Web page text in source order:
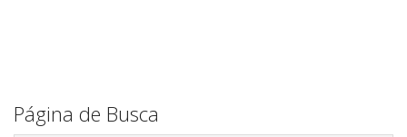
Página de Busca